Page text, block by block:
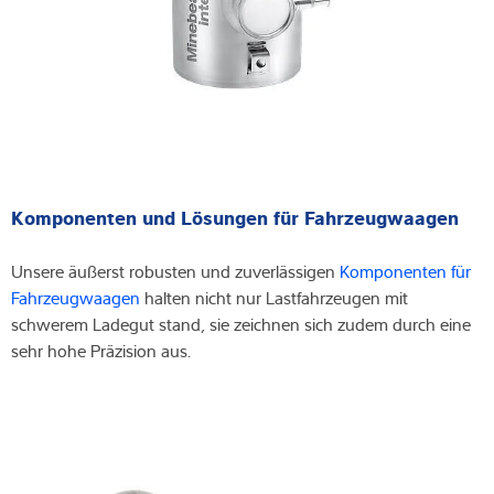
Komponenten und Lösungen für Fahrzeugwaagen
Unsere äußerst robusten und zuverlässigen Komponenten für
Fahrzeugwaagen halten nicht nur Lastfahrzeugen mit
schwerem Ladegut stand, sie zeichnen sich zudem durch eine
sehr hohe Präzision aus.